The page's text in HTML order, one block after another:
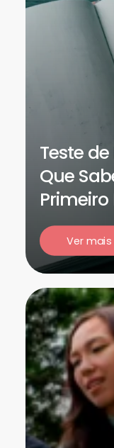
Teste
Que
Primeiro
Ver mais